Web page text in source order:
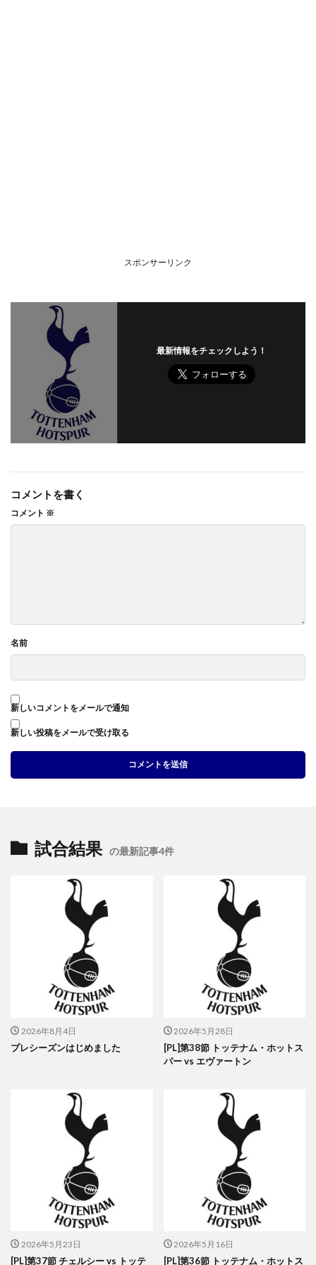
スポンサーリンク
最新情報をチェックしよう！
コメントを書く
コメント ※
名前
新しいコメントをメールで通知
新しい投稿をメールで受け取る
試合結果 の最新記事4件
2026年8月4日
プレシーズンはじめました
2026年5月28日
[PL]第38節 トッテナム・ホットス
パー vs エヴァートン
2026年5月23日
[PL]第37節 チェルシー vs トッテ
2026年5月16日
[PL]第36節 トッテナム・ホットス